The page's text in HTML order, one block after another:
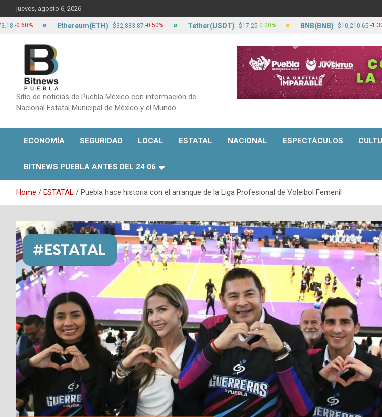
to
content
jueves, agosto 6, 2026
Sitio de noticias de Puebla México con información de
Nacional Estatal Municipal de México y el Mundo
ECONOMÍA SEGURIDAD LOCAL ESTATAL NACIONAL ESPECTÁCULOS
BITNEWS PUEBLA ANTES DEL 24 06
Home ESTATAL Puebla hace historia con el arranque de la Liga Profesional de Voleibol Femenil
Ethereum(ETH) $32,883.87 -0.50% Tether(USDT) $17.25 0.00% BNB(BNB) $10,210.65 -1.30%